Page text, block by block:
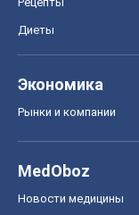
Диеты
Экономика
Рынки и компании
MedOboz
Новости медицины